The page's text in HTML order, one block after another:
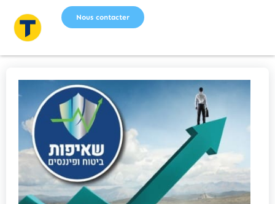
Nous contacter